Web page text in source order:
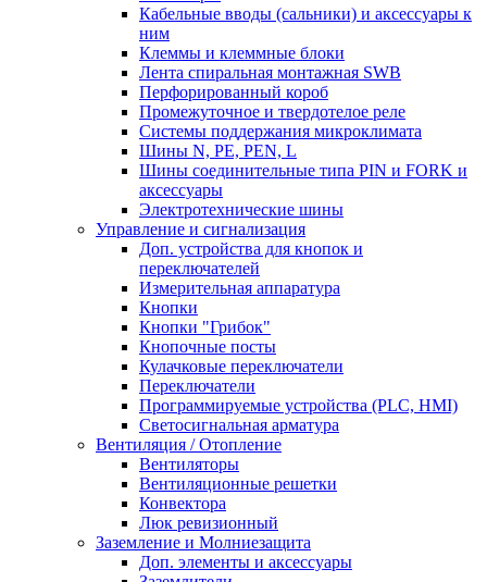
Кабельные вводы (сальники) и аксессуары к
ним
Клеммы и клеммные блоки
Лента спиральная монтажная SWB
Перфорированный короб
Промежуточное и твердотелое реле
Системы поддержания микроклимата
Шины N, PE, PEN, L
Шины соединительные типа PIN и FORK и
аксессуары
Электротехнические шины
Управление и сигнализация
Доп. устройства для кнопок и
переключателей
Измерительная аппаратура
Кнопки
Кнопки "Грибок"
Кнопочные посты
Кулачковые переключатели
Переключатели
Программируемые устройства (PLC, HMI)
Светосигнальная арматура
Вентиляция / Отопление
Вентиляторы
Вентиляционные решетки
Конвектора
Люк ревизионный
Заземление и Молниезащита
Доп. элементы и аксессуары